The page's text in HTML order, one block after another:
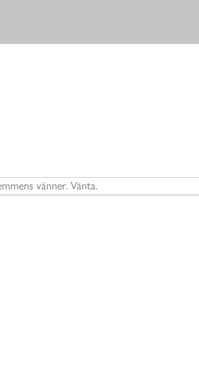
vänner. Vänta.